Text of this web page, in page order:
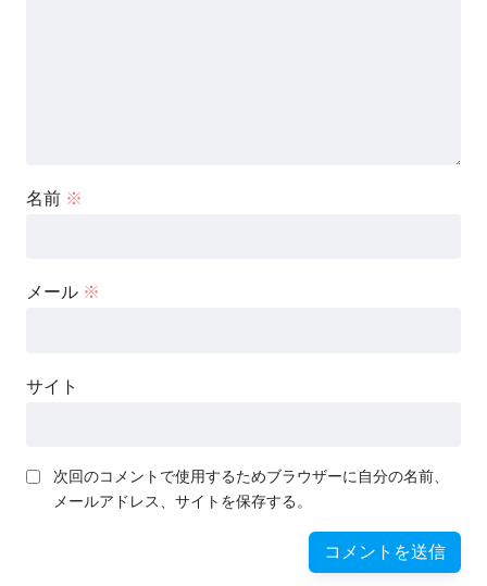
名前 ※
メール ※
サイト
次回のコメントで使用するためブラウザーに自分の名前、
メールアドレス、サイトを保存する。